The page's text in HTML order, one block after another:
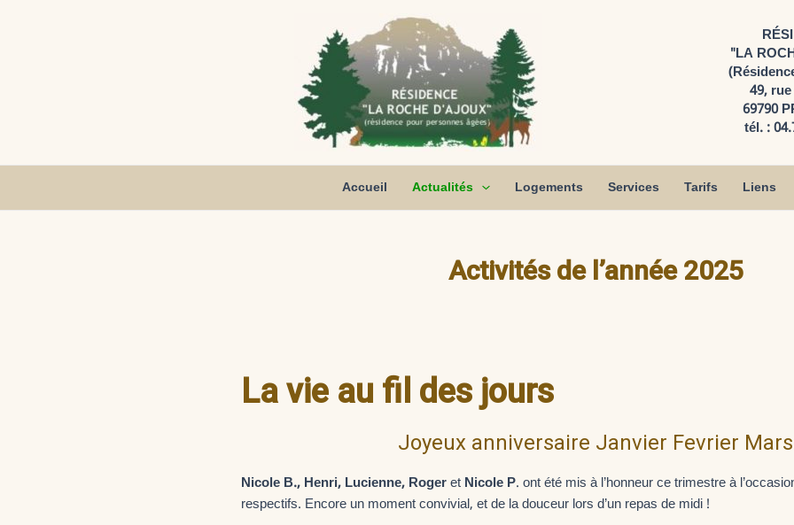
"LA
49,
69790
tél. :
Accueil Actualités Logements Services Tarifs Liens
Activités de l’année 2025
La vie au fil des jours
Joyeux anniversaire Janvier Fevrier Mars
Nicole B., Henri, Lucienne, RogeretNicole P. ont été mis à l’honneur ce trimestre à
respectifs. Encore un moment convivial, et de la douceur lors d’un repas de midi !